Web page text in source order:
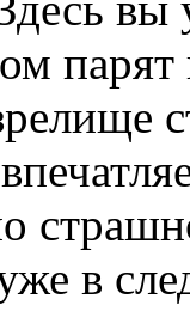
парят
в